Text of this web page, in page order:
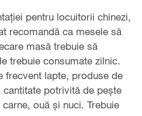
pentru locuitorii chinezi,
recomandă ca mesele să
masă trebuie să
trebuie consumate zilnic.
frecvent lapte, produse de
potrivită de pește
ouă și nuci. Trebuie